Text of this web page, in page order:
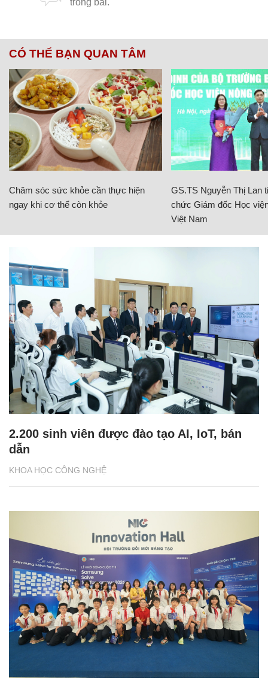
CÓ THỂ BẠN QUAN TÂM
Chăm sóc sức khỏe cần thực hiện
ngay khi cơ thể còn khỏe
GS.TS Nguyễn Thị Lan
chức Giám đốc Học
Việt Nam
KHOA HỌC CÔNG NGHỆ
2.200 sinh viên được đào tạo AI, IoT, bán
dẫn